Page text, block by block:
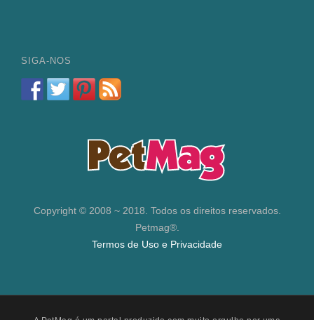
SIGA-NOS
Copyright © 2008 ~ 2018. Todos os direitos reservados.
Petmag®.
Termos de Uso e Privacidade